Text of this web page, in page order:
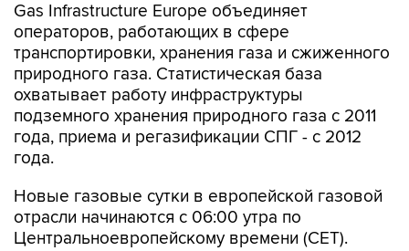
Gas Infrastructure Europe объединяет
операторов, работающих в сфере
транспортировки, хранения газа и сжиженного
природного газа. Статистическая база
охватывает работу инфраструктуры
подземного хранения природного газа с 2011
года, приема и регазификации СПГ - с 2012
года.
Новые газовые сутки в европейской газовой
отрасли начинаются c 06:00 утра по
Центральноевропейскому времени (CET).